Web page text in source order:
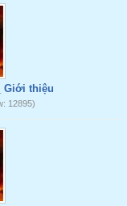
Giới thiệu
12895)